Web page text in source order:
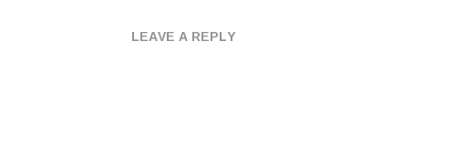
LEAVE A REPLY